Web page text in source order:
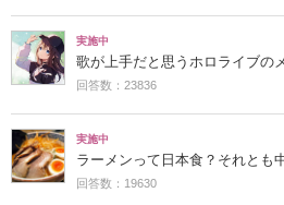
実施中
歌が上手だと思うホロライブの
回答数：23836
実施中
ラーメンって日本食？それとも
回答数：19630